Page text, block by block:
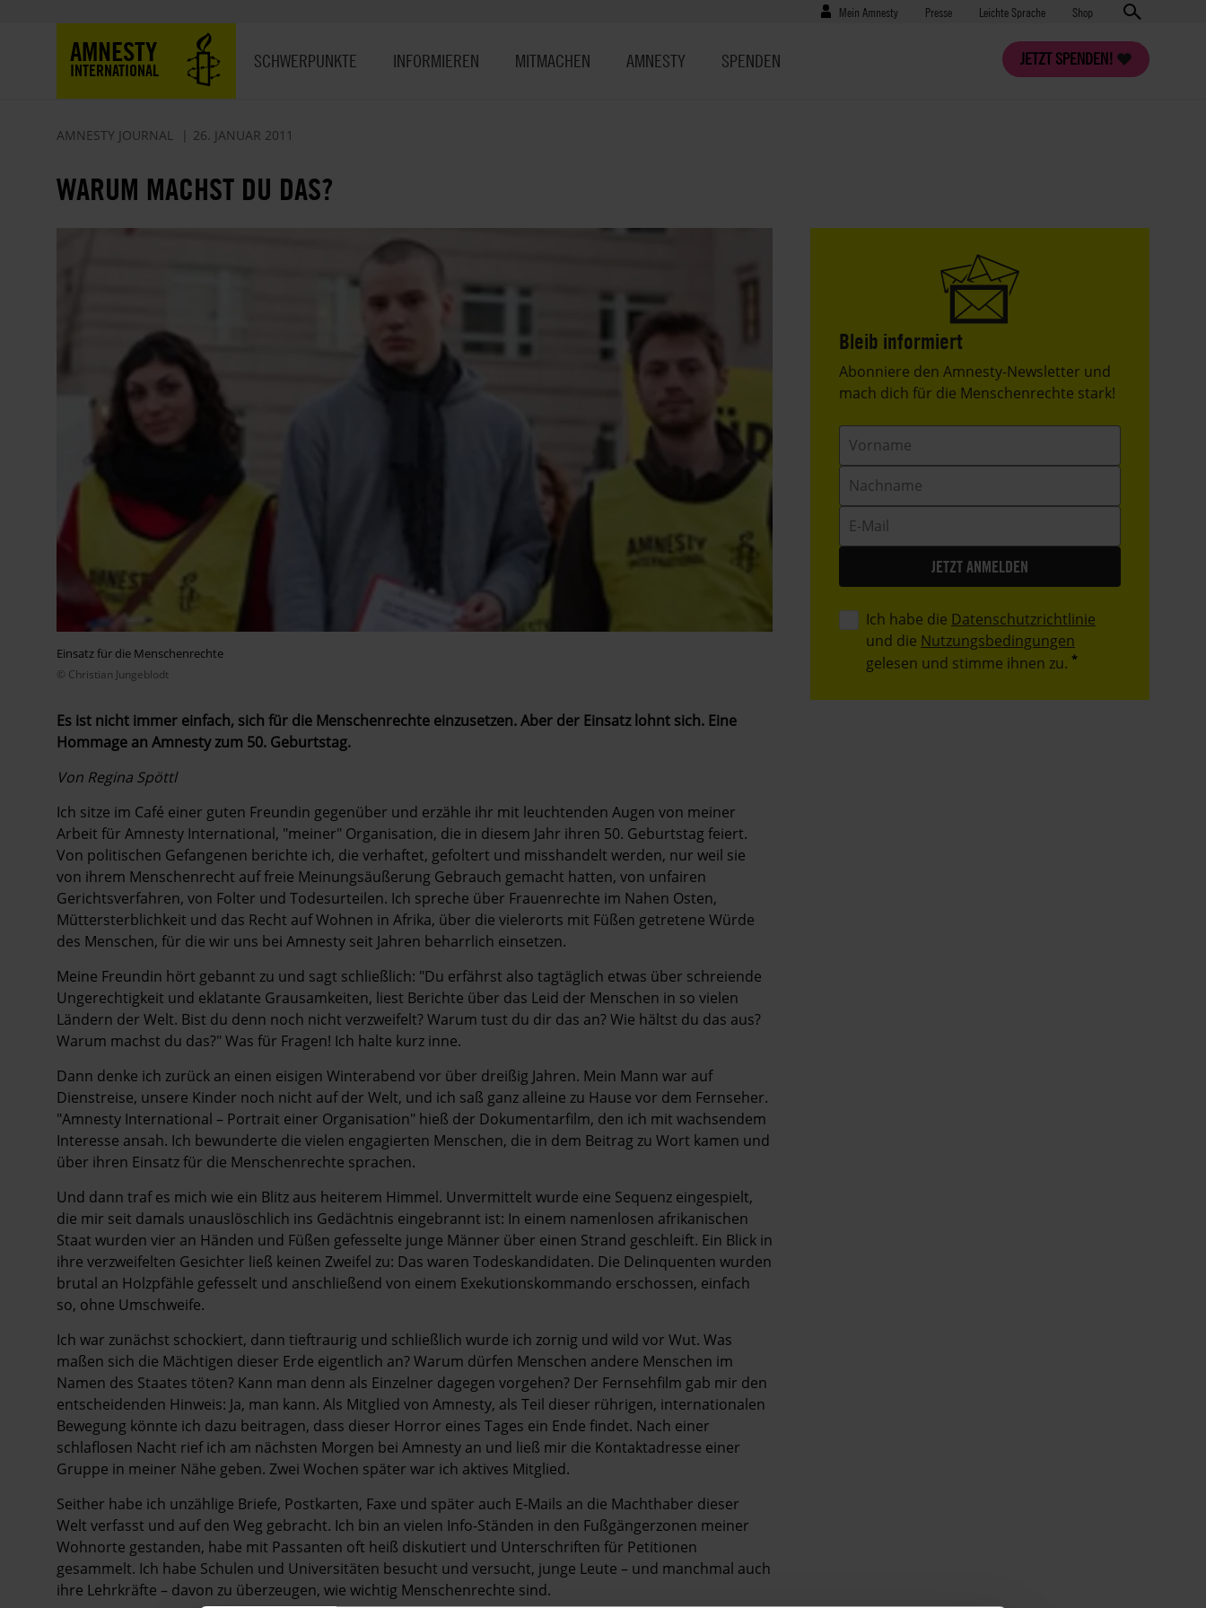
Benutzermenü
Mein Amnesty Presse
Presse Leichte Sprache Shop
AMNESTY
INTERNATIONAL
JETZT SPENDEN!
SCHWERPUNKTE INFORMIEREN MITMACHEN AMNESTY SPENDEN
AMNESTY JOURNAL 26. JANUAR 2011
WARUM MACHST DU DAS?
Einsatz für die Menschenrechte
© Christian Jungeblodt
Es ist nicht immer einfach, sich für die Menschenrechte ­einzusetzen. Aber der Einsatz lohnt sich. Eine
Hommage an Amnesty zum 50. Geburtstag.
Von Regina Spöttl
Ich sitze im Café einer guten Freundin gegenüber und erzähle ihr mit leuchtenden Augen von meiner
Arbeit für Amnesty International, "meiner" Organisation, die in diesem Jahr ihren 50. Geburtstag feiert.
Von politischen Gefangenen berichte ich, die verhaftet, gefoltert und misshandelt werden, nur weil sie
von ihrem Menschenrecht auf freie Meinungsäußerung Gebrauch gemacht hatten, von unfairen
Gerichtsverfahren, von Folter und Todesurteilen. Ich spreche über Frauenrechte im Nahen Osten,
Müttersterblichkeit und das Recht auf Wohnen in Afrika, über die vielerorts mit Füßen getretene Würde
des Menschen, für die wir uns bei Amnesty seit Jahren beharrlich einsetzen.
Meine Freundin hört gebannt zu und sagt schließlich: "Du erfährst also tagtäglich etwas über schreiende
Ungerechtigkeit und eklatante Grausamkeiten, liest Berichte über das Leid der Menschen in so vielen
Ländern der Welt. Bist du denn noch nicht verzweifelt? Warum tust du dir das an? Wie hältst du das aus?
Warum machst du das?" Was für Fragen! Ich halte kurz inne.
Dann denke ich zurück an einen eisigen Winterabend vor über dreißig Jahren. Mein Mann war auf
Dienstreise, unsere Kinder noch nicht auf der Welt, und ich saß ganz alleine zu Hause vor dem Fernseher.
"Amnesty International – Portrait einer Organisation" hieß der Dokumentarfilm, den ich mit wachsendem
Interesse ansah. Ich bewunderte die vielen engagierten Menschen, die in dem Beitrag zu Wort kamen und
über ihren Einsatz für die Menschenrechte sprachen.
Und dann traf es mich wie ein Blitz aus heiterem Himmel. Unvermittelt wurde eine Sequenz eingespielt,
die mir seit damals unauslöschlich ins Gedächtnis eingebrannt ist: In einem namenlosen afrikanischen
Staat wurden vier an Händen und Füßen gefesselte junge Männer über einen Strand geschleift. Ein Blick in
ihre verzweifelten Gesichter ließ keinen Zweifel zu: Das waren Todeskandidaten. Die Delinquenten wurden
brutal an Holzpfähle gefesselt und anschließend von einem Exekutionskommando erschossen, einfach
so, ohne Umschweife.
Ich war zunächst schockiert, dann tieftraurig und schließlich wurde ich zornig und wild vor Wut. Was
maßen sich die Mächtigen dieser Erde eigentlich an? Warum dürfen Menschen andere Menschen im
Namen des Staates töten? Kann man denn als Einzelner dagegen vorgehen? Der Fernsehfilm gab mir den
entscheidenden Hinweis: Ja, man kann. Als Mitglied von Amnesty, als Teil dieser rührigen, internationalen
Bewegung könnte ich dazu beitragen, dass dieser Horror eines Tages ein Ende findet. Nach einer
schlaflosen Nacht rief ich am nächsten Morgen bei Amnesty an und ließ mir die Kontaktadresse einer
Gruppe in meiner Nähe geben. Zwei Wochen später war ich aktives Mitglied.
Seither habe ich unzählige Briefe, Postkarten, Faxe und später auch E-Mails an die Machthaber dieser
Welt verfasst und auf den Weg gebracht. Ich bin an vielen Info-Ständen in den Fußgängerzonen meiner
Wohnorte gestanden, habe mit Passanten oft heiß diskutiert und Unterschriften für Petitionen
gesammelt. Ich habe Schulen und Universitäten besucht und versucht, junge Leute – und manchmal auch
ihre Lehrkräfte – davon zu überzeugen, wie wichtig Menschenrechte sind.
Bleib informiert
Header
Text
Abonniere den Amnesty-Newsletter und
mach dich für die Menschenrechte stark!
Vorname
Nachname
E-
Mail
Ich habe die Datenschutzrichtlinie
und die Nutzungsbedingungen
gelesen und stimme ihnen zu.